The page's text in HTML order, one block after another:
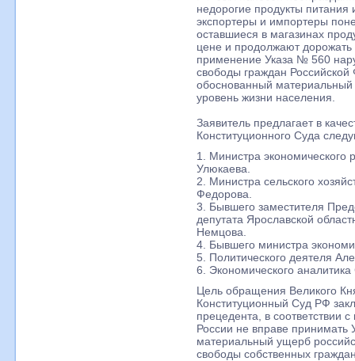
недорогие продукты питания
экспортеры и импортеры
оставшиеся в магазинах
цене и продолжают
применение Указа № 560
свободы граждан
обоснованный
уровень жизни населения.
Заявитель предлагает в
Конституционного Суда
1. Министра экономического
Улюкаева.
2. Министра сельского
Федорова.
3. Бывшего заместителя
депутата Ярославской
Немцова.
4. Бывшего министра
5. Политического деятеля
6. Экономического
Цель обращения Великого
Конституционный Суд РФ
прецедента, в соответствии
России не вправе
материальный ущерб
свободы собственных